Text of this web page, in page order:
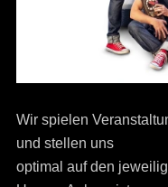
Wir spielen
und stellen uns
optimal auf den